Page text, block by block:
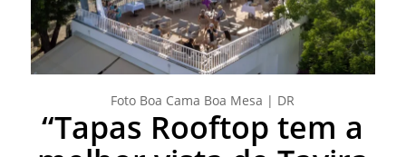
Foto Boa Cama Boa Mesa | DR
“Tapas Rooftop tem a